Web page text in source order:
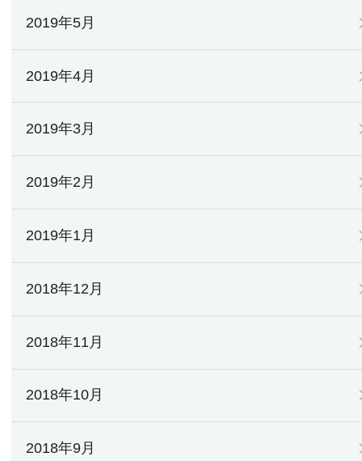
2019年5月
2019年4月
2019年3月
2019年2月
2019年1月
2018年12月
2018年11月
2018年10月
2018年9月